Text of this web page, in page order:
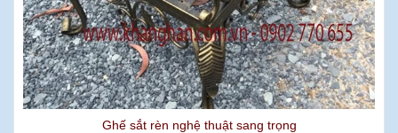
Ghế sắt rèn nghệ thuật sang trọng